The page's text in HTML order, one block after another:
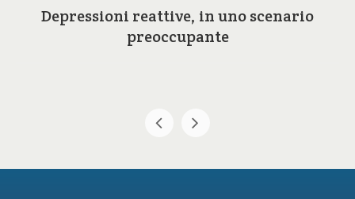
Depressioni reattive, in uno scenario
preoccupante